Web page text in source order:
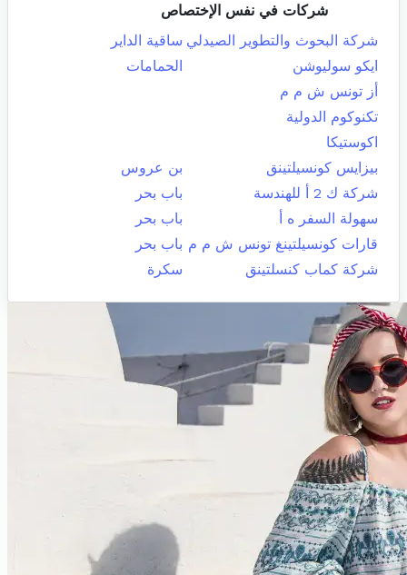
شركات في نفس الإختصاص
شركة البحوث والتطوير الصيدلي ساقية الداير
ايكو سوليوشن
الحمامات
أز تونس ش م م
تكنوكوم الدولية
اكوستيكا
بيزايس كونسيلتينق
بن عروس
شركة ك 2 أ للهندسة
باب بحر
سهولة السفر ه أ
باب بحر
قارات كونسيلتينغ تونس ش م م باب بحر
شركة كماب كنسلتينق
سكرة